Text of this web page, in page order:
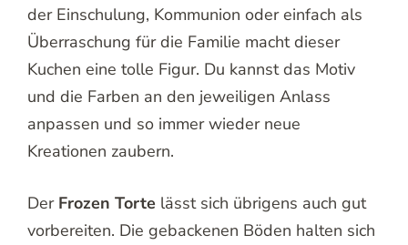
der Einschulung, Kommunion oder einfach als
Überraschung für die Familie macht dieser
Kuchen eine tolle Figur. Du kannst das Motiv
und die Farben an den jeweiligen Anlass
anpassen und so immer wieder neue
Kreationen zaubern.
Der Frozen Torte lässt sich übrigens auch gut
vorbereiten. Die gebackenen Böden halten sich